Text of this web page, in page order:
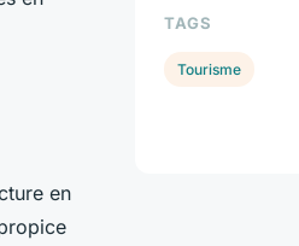
en
TAGS
Tourisme